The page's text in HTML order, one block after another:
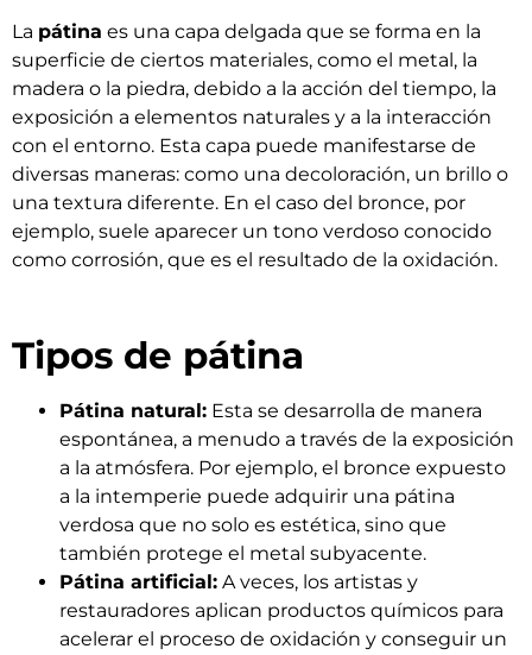
La pátina es una capa delgada que se forma en la
superficie de ciertos materiales, como el metal, la
madera o la piedra, debido a la acción del tiempo, la
exposición a elementos naturales y a la interacción
con el entorno. Esta capa puede manifestarse de
diversas maneras: como una decoloración, un brillo o
una textura diferente. En el caso del bronce, por
ejemplo, suele aparecer un tono verdoso conocido
como corrosión, que es el resultado de la oxidación.
Tipos de pátina
Pátina natural: Esta se desarrolla de manera
espontánea, a menudo a través de la exposición
a la atmósfera. Por ejemplo, el bronce expuesto
a la intemperie puede adquirir una pátina
verdosa que no solo es estética, sino que
también protege el metal subyacente.
Pátina artificial: A veces, los artistas y
restauradores aplican productos químicos para
acelerar el proceso de oxidación y conseguir un